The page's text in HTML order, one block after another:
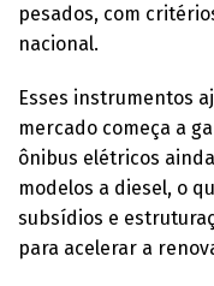
pesados, com
nacional.
Esses instrumentos
mercado começa a
ônibus elétricos
modelos a diesel, o
subsídios e
para acelerar a